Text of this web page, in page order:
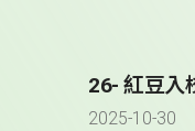
26- 紅豆入
2025-10-30